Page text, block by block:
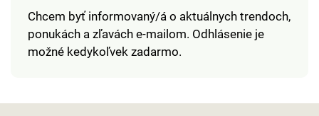
Chcem byť informovaný/á o aktuálnych trendoch,
ponukách a zľavách e-mailom. Odhlásenie je
možné kedykoľvek zadarmo.